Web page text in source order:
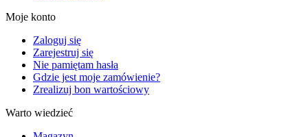
Moje konto
Zaloguj się
Zarejestruj się
Nie pamiętam hasła
Gdzie jest moje zamówienie?
Zrealizuj bon wartościowy
Warto wiedzieć